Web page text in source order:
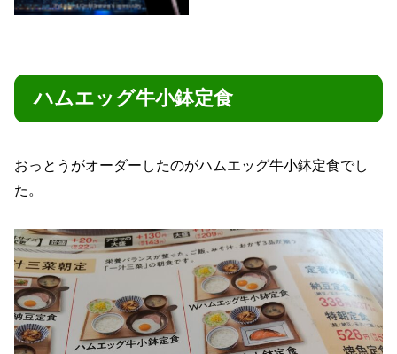
ハムエッグ牛小鉢定食
おっとうがオーダーしたのがハムエッグ牛小鉢定食でし
た。